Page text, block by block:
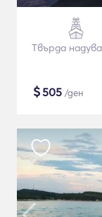
Твърда
$505 /ден